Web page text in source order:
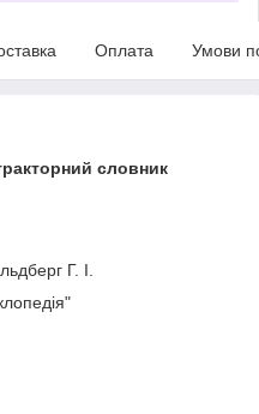
Оплата Умови
словник
Г. І.